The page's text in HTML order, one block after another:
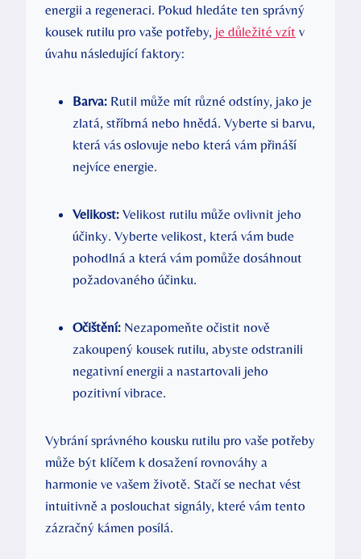
energii a regeneraci. Pokud hledáte ten správný
kousek rutilu pro vaše potřeby, je důležité vzít v
úvahu následující faktory:
Barva: Rutil může mít různé odstíny, jako je
zlatá, stříbrná nebo hnědá. Vyberte si barvu,
která vás oslovuje nebo která vám přináší
nejvíce energie.
Velikost: Velikost rutilu může ovlivnit jeho
účinky. Vyberte velikost, která vám bude
pohodlná a která vám pomůže dosáhnout
požadovaného účinku.
Očištění: Nezapomeňte očistit nově
zakoupený kousek rutilu, abyste odstranili
negativní energii a nastartovali jeho
pozitivní vibrace.
Vybrání správného kousku rutilu pro vaše potřeby
může být klíčem k dosažení rovnováhy a
harmonie ve vašem životě. Stačí se nechat vést
intuitivně a poslouchat signály, které vám tento
zázračný kámen posílá.